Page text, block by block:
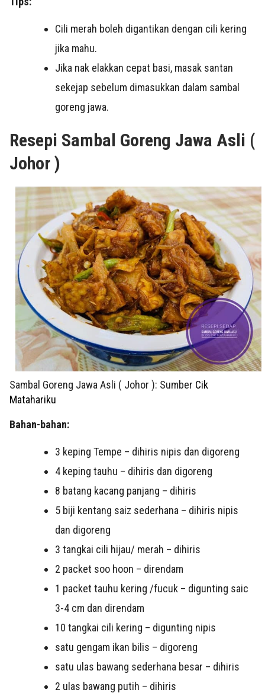
Cili merah boleh digantikan dengan cili kering
jika mahu.
Jika nak elakkan cepat basi, masak santan
sekejap sebelum dimasukkan dalam sambal
goreng jawa.
Resepi Sambal Goreng Jawa Asli (
Johor )
Sambal Goreng Jawa Asli ( Johor ): Sumber Cik
Matahariku
Bahan-bahan:
3 keping Tempe – dihiris nipis dan digoreng
4 keping tauhu – dihiris dan digoreng
8 batang kacang panjang – dihiris
5 biji kentang saiz sederhana – dihiris nipis
dan digoreng
3 tangkai cili hijau/ merah – dihiris
2 packet soo hoon – direndam
1 packet tauhu kering /fucuk – digunting saic
3-4 cm dan direndam
10 tangkai cili kering – digunting nipis
satu gengam ikan bilis – digoreng
satu ulas bawang sederhana besar – dihiris
2 ulas bawang putih – dihiris